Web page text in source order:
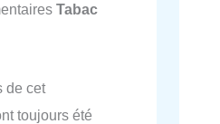
Tabac
de cet
toujours été